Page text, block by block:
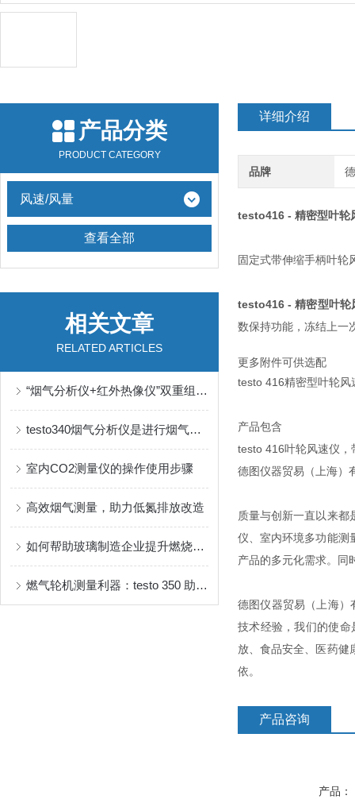
产品分类
PRODUCT CATEGORY
风速/风量
查看全部
相关文章
RELATED ARTICLES
“烟气分析仪+红外热像仪”双重组合 助推焦化行业环保检测、安全管理
testo340烟气分析仪是进行烟气分析的一种有效分析手段
室内CO2测量仪的操作使用步骤
高效烟气测量，助力低氮排放改造
如何帮助玻璃制造企业提升燃烧效率，实现安全检测
燃气轮机测量利器：testo 350 助力能源高效利用与合规排放
详细介绍
品牌
testo416 - 精密型叶轮
固定式带伸缩手柄叶轮
testo416 - 精密型叶轮
数保持功能，冻结上一
更多附件可供选配
testo 416精密型叶轮风
产品包含
testo 416叶轮风速仪
德图仪器贸易（上海）
质量与创新一直以来
仪、室内环境多功能测
产品的多元化需求。同
德图仪器贸易（上海）
技术经验，我们的使
放、食品安全、医药健
依。
产品咨询
产品：